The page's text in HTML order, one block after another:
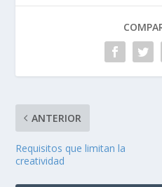
ANTERIOR
Requisitos que limitan la
creatividad